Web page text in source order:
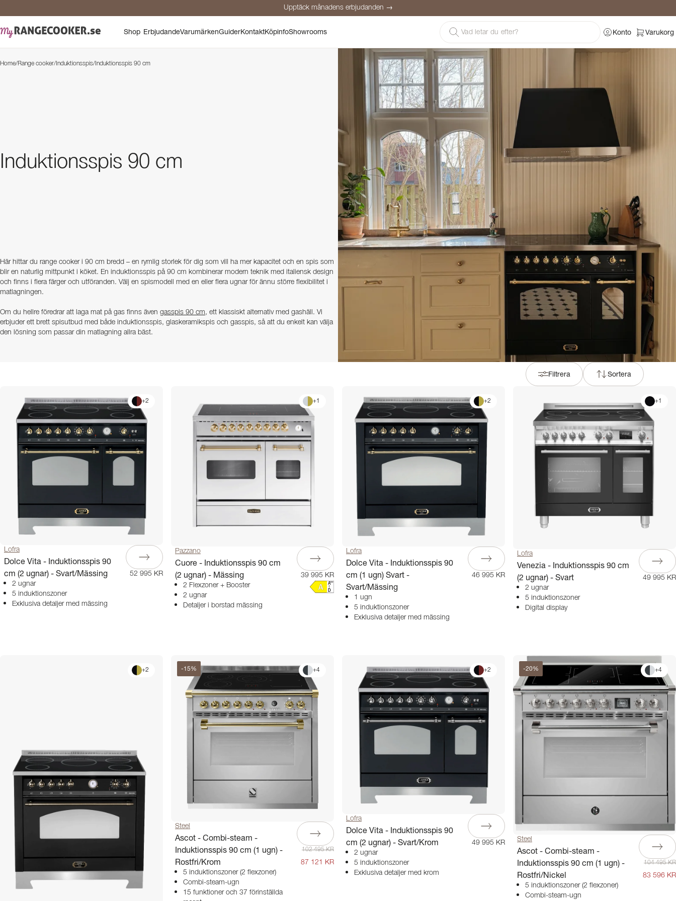
Upptäck månadens erbjudanden →
Personlig rådgivning
Shop ErbjudandeVarumärkenGuiderKontaktKöpinfoShowrooms Konto Varukorg
Home/Range cooker/ Induktionsspis/ Induktionsspis 90 cm
Induktionsspis 90 cm
Här hittar du range cooker i 90 cm bredd – en rymlig storlek för dig som vill ha mer kapacitet och en spis som
blir en naturlig mittpunkt i köket. En induktionsspis på 90 cm kombinerar modern teknik med italiensk design
och finns i flera färger och utföranden. Välj en spismodell med en eller flera ugnar för ännu större flexibilitet i
matlagningen.
Om du hellre föredrar att laga mat på gas finns även gasspis 90 cm, ett klassiskt alternativ med gashäll. Vi
erbjuder ett brett spisutbud med både induktionsspis, glaskeramikspis och gasspis, så att du enkelt kan välja
den lösning som passar din matlagning allra bäst.
Filtrera Sortera
+2
Lofra
Dolce Vita - Induktionsspis 90
cm (2 ugnar) - Svart/Mässing
2 ugnar
5 induktionszoner
Exklusiva detaljer med mässing
52 995 KR
+1
Pazzano
Cuore - Induktionsspis 90 cm
(2 ugnar) - Mässing
2 Flexzoner + Booster
2 ugnar
Detaljer i borstad mässing
39 995 KR
+2
Lofra
Dolce Vita - Induktionsspis 90
cm (1 ugn) Svart -
Svart/Mässing
1 ugn
5 induktionszoner
Exklusiva detaljer med mässing
46 995 KR
+1
Lofra
Venezia - Induktionsspis 90 cm
(2 ugnar) - Svart
2 ugnar
5 induktionszoner
Digital display
49 995 KR
+2 -15% +4
Steel
Ascot - Combi-steam -
Induktionsspis 90 cm (1 ugn) -
Rostfri/Krom
5 induktionszoner (2 flexzoner)
Combi-steam-ugn
15 funktioner och 37 förinställda
102 495 KR
87 121 KR
+2
Lofra
Dolce Vita - Induktionsspis 90
cm (2 ugnar) - Svart/Krom
2 ugnar
5 induktionszoner
Exklusiva detaljer med krom
49 995 KR
-20% +4
Steel
Ascot - Combi-steam -
Induktionsspis 90 cm (1 ugn) -
Rostfri/Nickel
5 induktionszoner (2 flexzoner)
Combi-steam-ugn
104 495 KR
83 596 KR